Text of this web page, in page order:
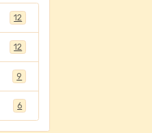
12
12
9
6